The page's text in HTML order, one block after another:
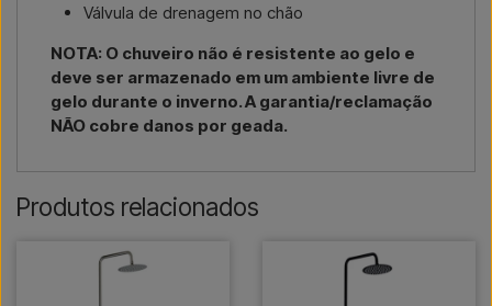
Válvula de drenagem no chão
NOTA: O chuveiro não é resistente ao gelo e
deve ser armazenado em um ambiente livre de
gelo durante o inverno. A garantia/reclamação
NÃO cobre danos por geada.
Produtos relacionados